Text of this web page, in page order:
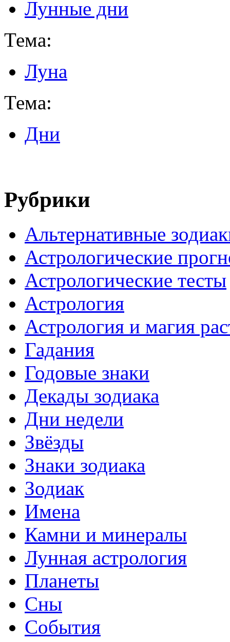
Лунные дни
Тема:
Луна
Тема:
Дни
Рубрики
Альтернативные
Астрологические
Астрологические тесты
Астрология
Астрология и магия
Гадания
Годовые знаки
Декады зодиака
Дни недели
Звёзды
Знаки зодиака
Зодиак
Имена
Камни и минералы
Лунная астрология
Планеты
Сны
События